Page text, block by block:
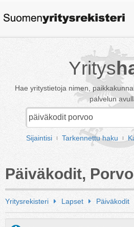
Yritys
Hae yritystietoja nimen,
palvelun
Sijaintisi Tarkennettu haku
Päiväkodit,
Yritysrekisteri Lapset Päiväkodit